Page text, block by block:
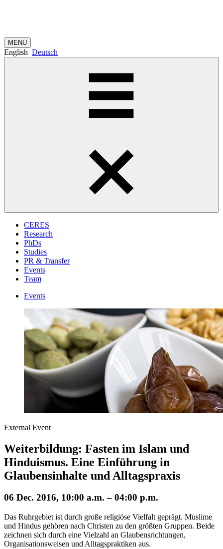
MENU
English Deutsch
CERES
Research
PhDs
Studies
PR & Transfer
Events
Team
Events
External Event
Weiterbildung: Fasten im Islam und
Hinduismus. Eine Einführung in
Glaubensinhalte und Alltagspraxis
06 Dec. 2016, 10:00 a.m. – 04:00 p.m.
Das Ruhrgebiet ist durch große religiöse Vielfalt geprägt. Muslime
und Hindus gehören nach Christen zu den größten Gruppen. Beide
zeichnen sich durch eine Vielzahl an Glaubensrichtungen,
Organisationsweisen und Alltagspraktiken aus.